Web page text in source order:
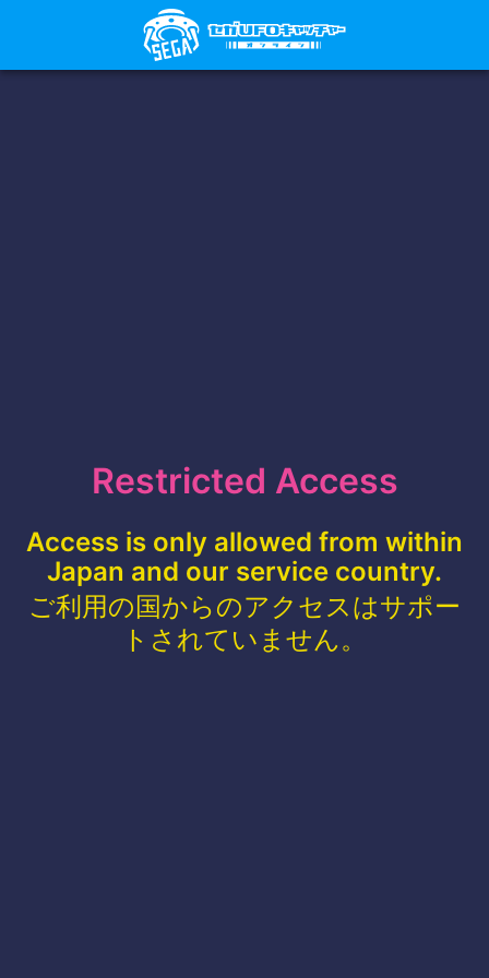
Restricted Access
Access is only allowed from within
Japan and our service country.
ご利用の国からのアクセスはサポー
トされていません。